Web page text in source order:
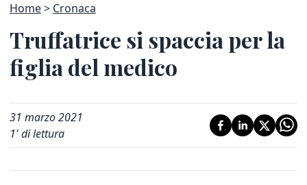
Home Cronaca
Truffatrice si spaccia per la
figlia del medico
31 marzo 2021
1' di lettura